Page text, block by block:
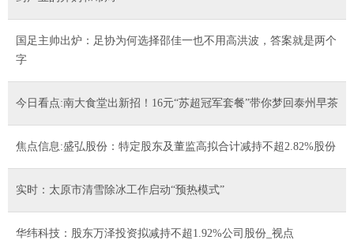
国足主帅出炉：足协为何选择邵佳一也不用高洪波，答案就是两个
字
今日看点:南大食堂出新招！16元“苏超冠军套餐”带你梦回泰州早茶
焦点信息:盛弘股份：特定股东及董监高拟合计减持不超2.82%股份
实时：太原市清雪除冰工作启动“预热模式”
华纬科技：股东万泽投资拟减持不超1.92%公司股份_视点